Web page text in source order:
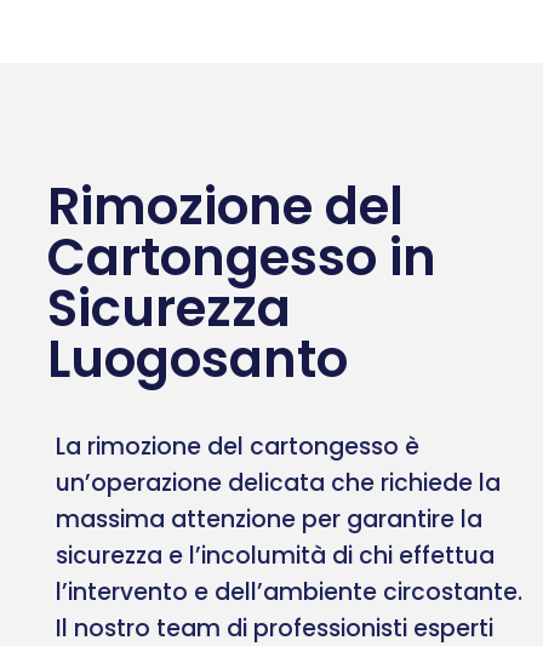
Rimozione del
Cartongesso in
Sicurezza
Luogosanto
La rimozione del cartongesso è
un’operazione delicata che richiede la
massima attenzione per garantire la
sicurezza e l’incolumità di chi effettua
l’intervento e dell’ambiente circostante.
Il nostro team di professionisti esperti